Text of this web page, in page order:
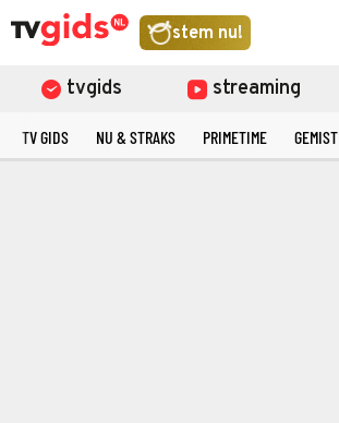
stem nu!
tvgids streaming
TV GIDS NU & STRAKS PRIMETIME GEMIST